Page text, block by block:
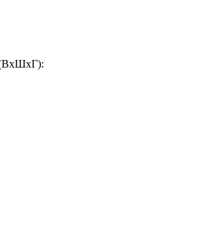
(ВхШхГ):